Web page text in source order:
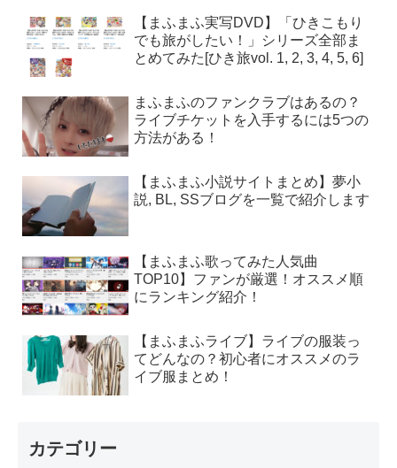
【まふまふ実写DVD】「ひきこもり
でも旅がしたい！」シリーズ全部ま
とめてみた[ひき旅vol. 1, 2, 3, 4, 5, 6]
まふまふのファンクラブはあるの？
ライブチケットを入手するには5つの
方法がある！
【まふまふ小説サイトまとめ】夢小
説, BL, SSブログを一覧で紹介します
【まふまふ歌ってみた人気曲
TOP10】ファンが厳選！オススメ順
にランキング紹介！
【まふまふライブ】ライブの服装っ
てどんなの？初心者にオススメのラ
イブ服まとめ！
カテゴリー